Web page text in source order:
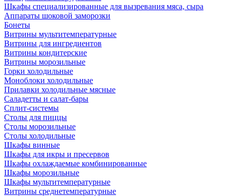
Шкафы специализированные для вызревания мяса, сыра
Аппараты шоковой заморозки
Бонеты
Витрины мультитемпературные
Витрины для ингредиентов
Витрины кондитерские
Витрины морозильные
Горки холодильные
Моноблоки холодильные
Прилавки холодильные мясные
Саладетты и салат-бары
Сплит-системы
Столы для пиццы
Столы морозильные
Столы холодильные
Шкафы винные
Шкафы для икры и пресервов
Шкафы охлаждаемые комбинированные
Шкафы морозильные
Шкафы мультитемпературные
Витрины среднетемпературные